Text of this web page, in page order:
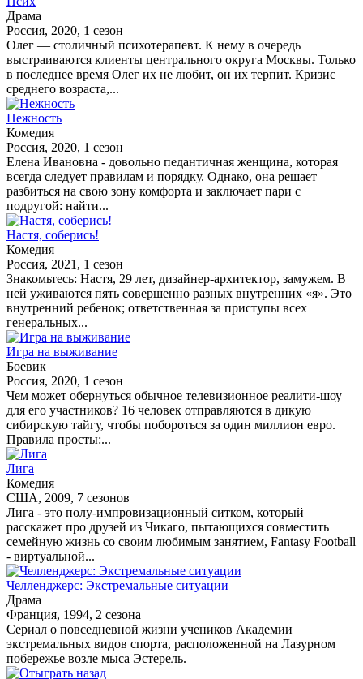
Драма
Россия, 2020, 1 сезон
Олег — столичный психотерапевт. К нему в очередь
выстраиваются клиенты центрального округа Москвы. Только
в последнее время Олег их не любит, он их терпит. Кризис
среднего возраста,...
Нежность
Комедия
Россия, 2020, 1 сезон
Елена Ивановна - довольно педантичная женщина, которая
всегда следует правилам и порядку. Однако, она решает
разбиться на свою зону комфорта и заключает пари с
подругой: найти...
Настя, соберись!
Комедия
Россия, 2021, 1 сезон
Знакомьтесь: Настя, 29 лет, дизайнер-архитектор, замужем. В
ней уживаются пять совершенно разных внутренних «я». Это
внутренний ребенок; ответственная за приступы всех
генеральных...
Игра на выживание
Боевик
Россия, 2020, 1 сезон
Чем может обернуться обычное телевизионное реалити-шоу
для его участников? 16 человек отправляются в дикую
сибирскую тайгу, чтобы побороться за один миллион евро.
Правила просты:...
Лига
Комедия
США, 2009, 7 сезонов
Лига - это полу-импровизационный ситком, который
расскажет про друзей из Чикаго, пытающихся совместить
семейную жизнь со своим любимым занятием, Fantasy Football
- виртуальной...
Челленджерс: Экстремальные ситуации
Драма
Франция, 1994, 2 сезона
Сериал о повседневной жизни учеников Академии
экстремальных видов спорта, расположенной на Лазурном
побережье возле мыса Эстерель.